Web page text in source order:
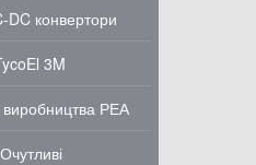
DC конвертори
3M
РЕА